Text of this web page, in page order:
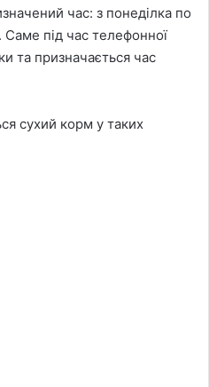
час: з понеділка по
Саме під час телефонної
та призначається час
сухий корм у таких